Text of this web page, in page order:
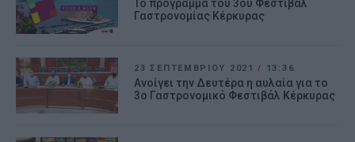
Το πρόγραμμα του 3ου Φεστιβάλ
Γαστρονομίας Κέρκυρας
23 ΣΕΠΤΕΜΒΡΊΟΥ 2021/ 13:36
Ανοίγει την Δευτέρα η αυλαία για το
3ο Γαστρονομικό Φεστιβάλ Κέρκυρας